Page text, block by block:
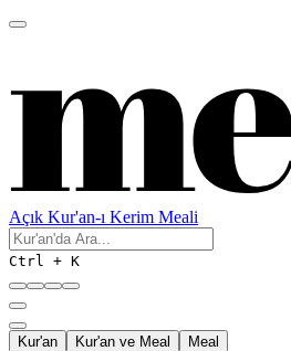
Açık Kur'an-ı Kerim Meali
Ctrl + K
Kur'an Kur'an ve Meal Meal